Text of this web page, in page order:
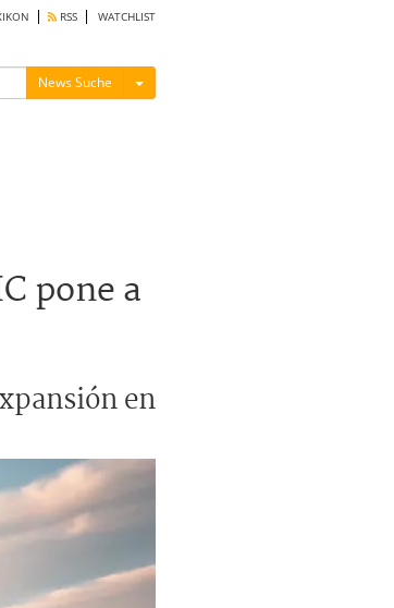
RSS WATCHLIST
News Suche Menü ein-/ausblenden
pone a
en